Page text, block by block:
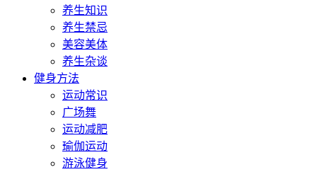
养生知识
养生禁忌
美容美体
养生杂谈
健身方法
运动常识
广场舞
运动减肥
瑜伽运动
游泳健身